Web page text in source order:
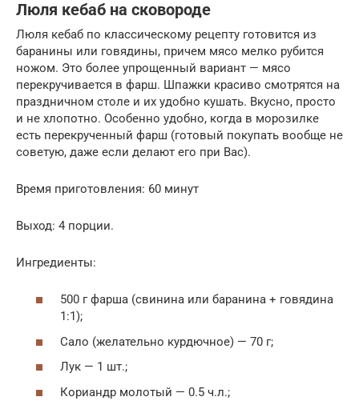
Люля кебаб на сковороде
Люля кебаб по классическому рецепту готовится из
баранины или говядины, причем мясо мелко рубится
ножом. Это более упрощенный вариант — мясо
перекручивается в фарш. Шпажки красиво смотрятся на
праздничном столе и их удобно кушать. Вкусно, просто
и не хлопотно. Особенно удобно, когда в морозилке
есть перекрученный фарш (готовый покупать вообще не
советую, даже если делают его при Вас).
Время приготовления: 60 минут
Выход: 4 порции.
Ингредиенты:
500 г фарша (свинина или баранина + говядина
1:1);
Сало (желательно курдючное) — 70 г;
Лук — 1 шт.;
Кориандр молотый — 0.5 ч.л.;